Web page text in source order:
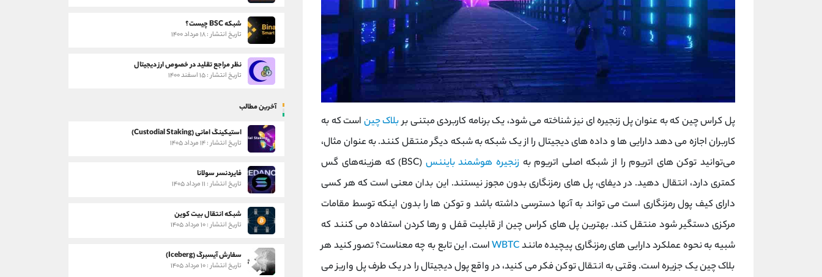
پل کراس چین که به عنوان پل زنجیره ای نیز شناخته می شود، یک برنامه کاربردی مبتنی بربلاک چین است که به
کاربران اجازه می دهد دارایی ها و داده های دیجیتال را از یک شبکه به شبکه دیگر منتقل کنند. به عنوان مثال،
می‌توانید توکن‌ های اتریوم را از شبکه اصلی اتریوم به زنجیره هوشمند بایننس
(BSC) که هزینه‌های گس
کمتری دارد، انتقال دهید. در دیفای، پل های رمزنگاری بدون مجوز نیستند. این بدان معنی است که هر کسی
دارای کیف پول رمزنگاری است می تواند به آنها دسترسی داشته باشد و توکن ها را بدون اینکه توسط مقامات
مرکزی دستگیر شود منتقل کند. بهترین پل های کراس چین از قابلیت قفل و رها کردن استفاده می کنند که
شبیه به نحوه عملکرد دارایی های رمزنگاری پیچیده مانندWBTCاست. این تابع به چه معناست؟ تصور کنید هر
بلاک چین یک جزیره است. وقتی به انتقال توکن فکر می کنید، در واقع پول دیجیتال را در یک طرف پل واریز می
شبکه BSC چیست؟
تاریخ انتشار : ۱۸ مرداد ۱۴۰۰
نظر مراجع تقلید در خصوص ارز دیجیتال
تاریخ انتشار : ۱۵ اسفند ۱۴۰۰
آخرین مطالب
استیکینگ امانی (Custodial Staking)
تاریخ انتشار : ۱۴ مرداد ۱۴۰۵
فایردنسر سولانا
تاریخ انتشار : ۱۱ مرداد ۱۴۰۵
شبکه انتقال بیت کوین
تاریخ انتشار : ۱۰ مرداد ۱۴۰۵
سفارش آیسبرگ (Iceberg)
تاریخ انتشار : ۱۰ مرداد ۱۴۰۵